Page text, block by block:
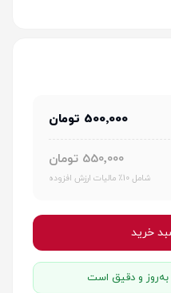
500٬000 تومان
550٬000 تومان
شامل 10٪ مالیات ارزش افزوده
خرید
و دقیق است